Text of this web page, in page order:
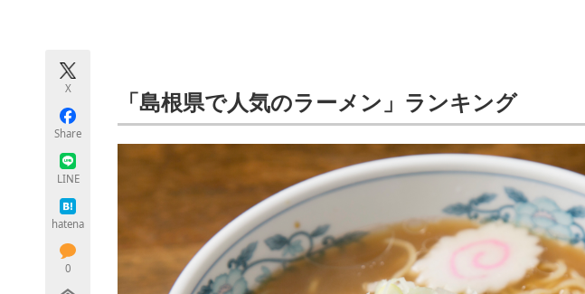
ちょっと気になるネットの話題
X
Share
LINE
hatena
0
「島根県で人気のラーメン」ランキング